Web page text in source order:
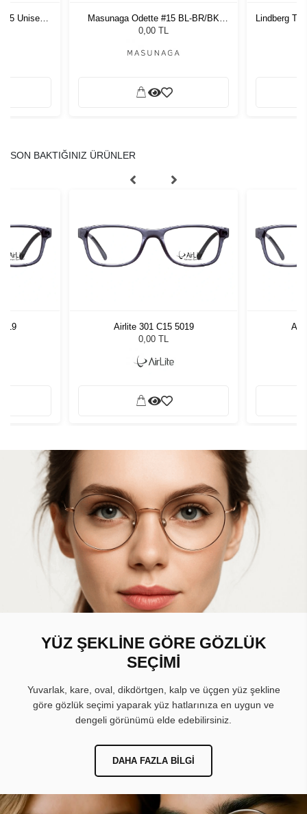
55 Unisex
Masunaga Odette #15 BL-BR/BK
Silver 50
0,00 TL
Lindberg
SON BAKTIĞINIZ ÜRÜNLER
Airlite 301 C15 5019
0,00 TL
YÜZ ŞEKLİNE GÖRE GÖZLÜK
SEÇİMİ
Yuvarlak, kare, oval, dikdörtgen, kalp ve üçgen yüz şekline
göre gözlük seçimi yaparak yüz hatlarınıza en uygun ve
dengeli görünümü elde edebilirsiniz.
DAHA FAZLA BILGI